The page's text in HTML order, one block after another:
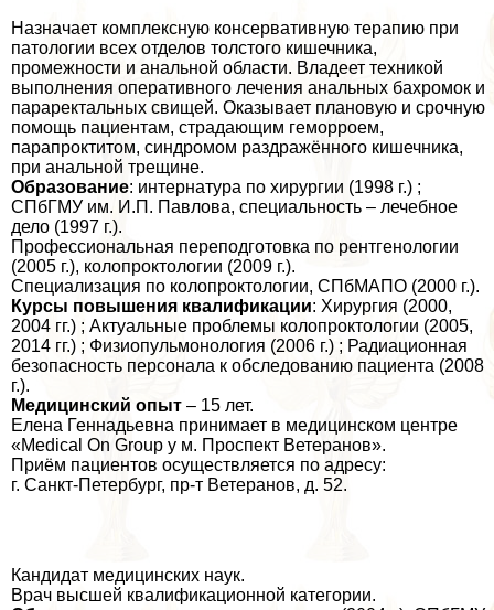
Назначает комплексную консервативную терапию при
патологии всех отделов толстого кишечника,
промежности и aнaльной области. Владеет техникой
выполнения оперативного лечения aнaльных бахромок и
параректальных свищей. Оказывает плановую и срочную
помощь пациентам, страдающим геморроем,
парапроктитом, синдромом раздражённого кишечника,
при aнaльной трещине.
Образование: интернатура по хирургии (1998 г.) ;
СПбГМУ им. И.П. Павлова, специальность – лечебное
дело (1997 г.).
Профессиональная переподготовка по рентгенологии
(2005 г.), колопроктологии (2009 г.).
Специализация по колопроктологии, СПбМАПО (2000 г.).
Курсы повышения квалификации: Хирургия (2000,
2004 гг.) ; Актуальные проблемы колопроктологии (2005,
2014 гг.) ; Физиопульмонология (2006 г.) ; Радиационная
безопасность персонала к обследованию пациента (2008
г.).
Медицинский опыт – 15 лет.
Елена Геннадьевна принимает в медицинском центре
«Medical On Group у м. Проспект Ветеранов».
Приём пациентов осуществляется по адресу:
г. Санкт-Петербург, пр-т Ветеранов, д. 52.
Кандидат медицинских наук.
Врач высшей квалификационной категории.